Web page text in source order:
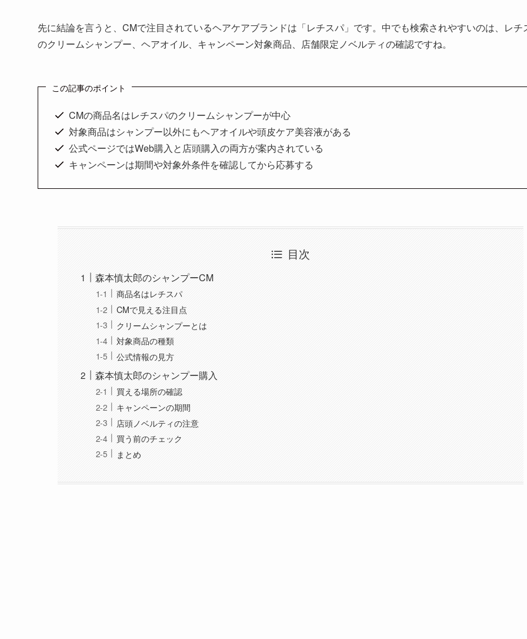
先に結論を言うと、CMで注目されているヘアケアブランドは「レチスパ」です。中でも検索されやすいのは、レチ
のクリームシャンプー、ヘアオイル、キャンペーン対象商品、店舗限定ノベルティの確認ですね。
この記事のポイント
CMの商品名はレチスパのクリームシャンプーが中心
対象商品はシャンプー以外にもヘアオイルや頭皮ケア美容液がある
公式ページではWeb購入と店頭購入の両方が案内されている
キャンペーンは期間や対象外条件を確認してから応募する
目次
森本慎太郎のシャンプーCM
商品名はレチスパ
CMで見える注目点
クリームシャンプーとは
対象商品の種類
公式情報の見方
森本慎太郎のシャンプー購入
買える場所の確認
キャンペーンの期間
店頭ノベルティの注意
買う前のチェック
まとめ